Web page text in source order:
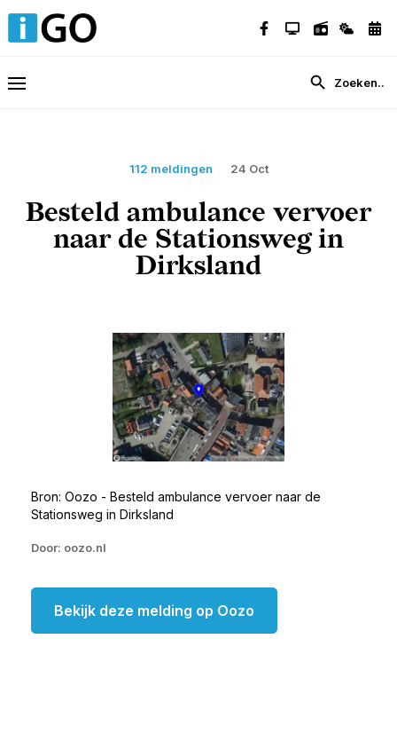
112 meldingen 24 Oct
Besteld ambulance vervoer
naar de Stationsweg in
Dirksland
Bron: Oozo - Besteld ambulance vervoer naar de
Stationsweg in Dirksland
Door: oozo.nl
Bekijk deze melding op Oozo